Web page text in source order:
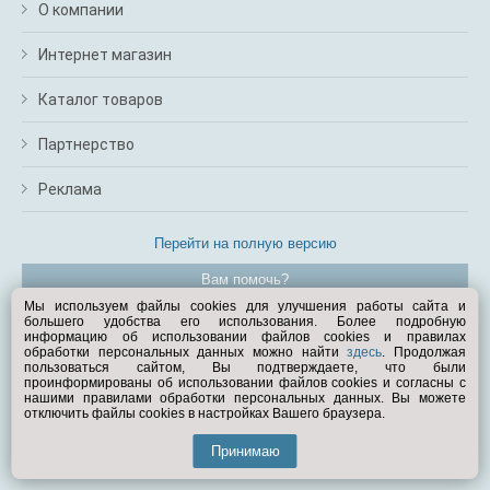
О компании
Интернет магазин
Каталог товаров
Партнерство
Реклама
Перейти на полную версию
Вам помочь?
© Exist.ru 1998—2026
Мы используем файлы cookies для улучшения работы сайта и
большего удобства его использования. Более подробную
информацию об использовании файлов cookies и правилах
обработки персональных данных можно найтиздесь. Продолжая
пользоваться сайтом, Вы подтверждаете, что были
проинформированы об использовании файлов cookies и согласны с
нашими правилами обработки персональных данных. Вы можете
отключить файлы cookies в настройках Вашего браузера.
Принимаю